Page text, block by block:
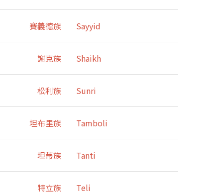
賽義德族 Sayyid
謝克族 Shaikh
松利族 Sunri
坦布里族 Tamboli
坦蒂族 Tanti
特立族 Teli